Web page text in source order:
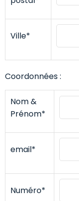
Ville*
Coordonnées :
Nom &
Prénom*
email*
Numéro*